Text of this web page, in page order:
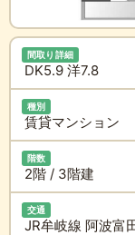
間取り詳細
DK5.9 洋7.8
種別
賃貸マンション
階数
2階 / 3階建
交通
JR牟岐線 阿波富